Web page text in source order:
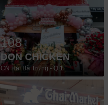
108
DON CHICKEN
CN Hai Bà Trưng - Q.1